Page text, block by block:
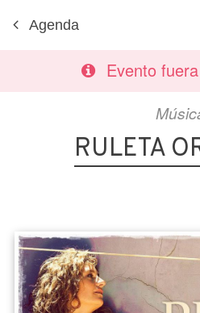
Agenda
Evento
RULETA